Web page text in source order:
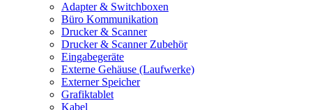
Adapter & Switchboxen
Büro Kommunikation
Drucker & Scanner
Drucker & Scanner Zubehör
Eingabegeräte
Externe Gehäuse (Laufwerke)
Externer Speicher
Grafiktablet
Kabel